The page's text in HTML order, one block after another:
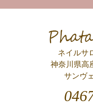
ネイルサ
神奈川県高
サンヴ